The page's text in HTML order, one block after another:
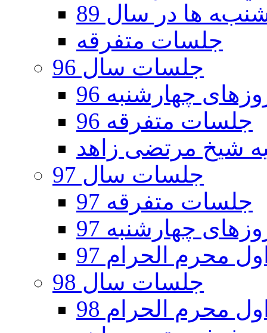
ها در سال 89
جلسات متفرقه
جلسات سال 96
چهارشنبه 96
جلسات متفرقه 96
جلسات سال 97
جلسات متفرقه 97
چهارشنبه 97
محرم الحرام 97
جلسات سال 98
محرم الحرام 98